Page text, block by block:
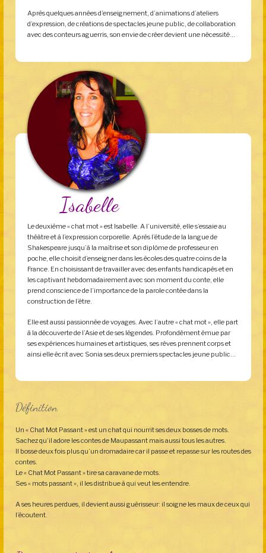
Après quelques années d’enseignement, d’animations d’ateliers
d’expression, de créations de spectacles jeune public, de collaboration
avec des conteurs aguerris, son envie de créer devient une nécessité…
Isabelle
Le deuxième « chat mot » est Isabelle. A l’université, elle s’essaie au
théâtre et à l’expression corporelle. Après l’étude de la langue de
Shakespeare jusqu’à la maîtrise et son diplôme de professeur en
poche, elle choisit d’enseigner dans les écoles des quatre coins de la
France. En choisissant de travailler avec des enfants handicapés et en
les captivant hebdomadairement avec son moment du conte, elle
prend conscience de l’importance de la parole contée dans la
construction de l’être.
Elle est aussi passionnée de voyages. Avec l’autre « chat mot », elle part
à la découverte de l’Asie et de ses légendes. Profondément émue par
ses expériences humaines et artistiques, ses rêves prennent corps et
ainsi elle écrit avec Sonia ses deux premiers spectacles jeune public…
Définition
Un « Chat Mot Passant » est un chat qui nourrit ses deux bosses de mots.
Sachez qu’il adore les contes de Maupassant mais aussi tous les autres.
Il bosse deux fois plus qu’un dromadaire car il passe et repasse sur les routes des
contes.
Le « Chat Mot Passant » tire sa caravane de mots.
Ses « mots passant », il les distribue à qui veut les entendre.
A ses heures perdues, il devient aussi guérisseur: il soigne les maux de ceux qui
l’écoutent.